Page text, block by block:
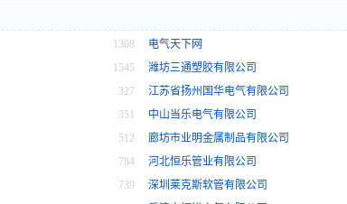
1308
电气天下网
1545
潍坊三通塑胶有限公司
327
江苏省扬州国华电气有限公司
351
中山当乐电气有限公司
512
廊坊市业明金属制品有限公司
784
河北恒乐管业有限公司
739
深圳莱克斯软管有限公司